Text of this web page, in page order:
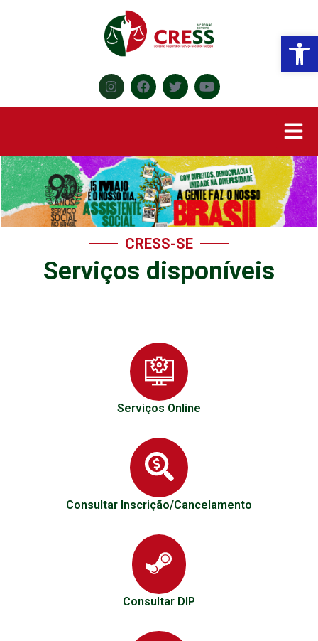
CRESS-SE
Serviços disponíveis
Serviços Online
Consultar Inscrição/Cancelamento
Consultar DIP